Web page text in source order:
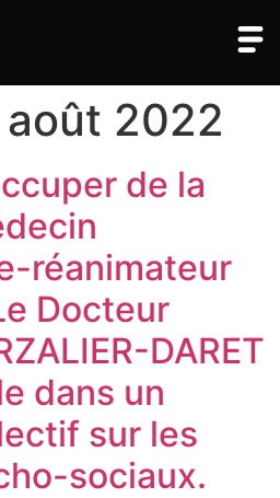
2022
de la
réanimateur
Docteur
DARET
dans un
sur les
sociaux.